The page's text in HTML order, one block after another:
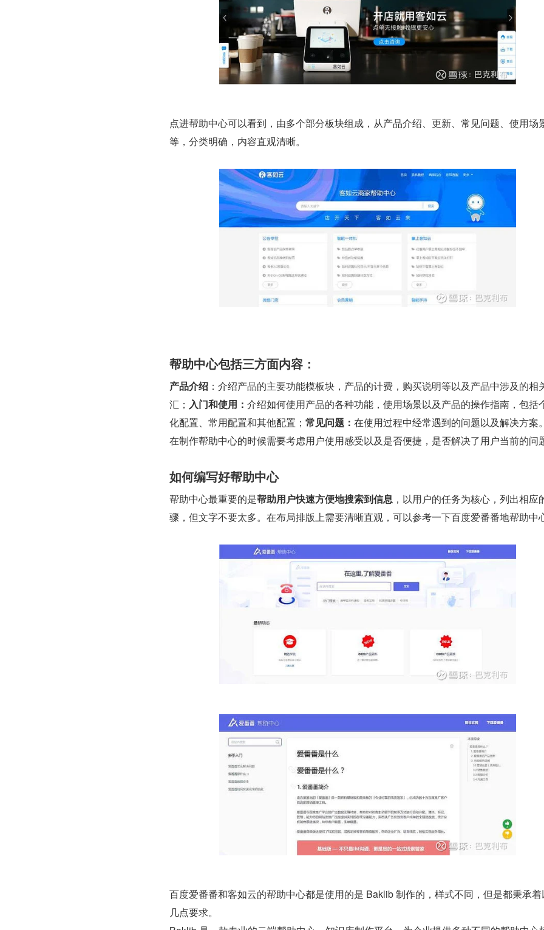
点进帮助中心可以看到，由多个部分板块组成，从产品介绍、更新、常见问题、使用场
等，分类明确，内容直观清晰。
帮助中心包括三方面内容：
产品介绍 ：介绍产品的主要功能模板块，产品的计费，购买说明等以及产品中涉及的相
汇； 入门和使用： 介绍如何使用产品的各种功能，使用场景以及产品的操作指南，包括
化配置、常用配置和其他配置； 常见问题： 在使用过程中经常遇到的问题以及解决方案
在制作帮助中心的时候需要考虑用户使用感受以及是否便捷，是否解决了用户当前的问
如何编写好帮助中心
帮助中心最重要的是帮助用户快速方便地搜索到信息 ，以用户的任务为核心，列出相应
骤，但文字不要太多。在布局排版上需要清晰直观，可以参考一下百度爱番番地帮助中
百度爱番番和客如云的帮助中心都是使用的是 Baklib 制作的，样式不同，但是都秉承
几点要求。